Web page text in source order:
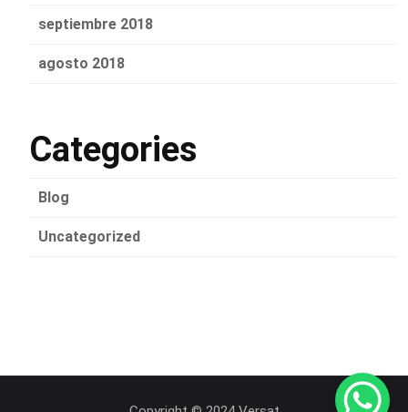
septiembre 2018
agosto 2018
Categories
Blog
Uncategorized